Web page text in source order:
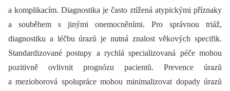
a komplikacím. Diagnostika je často ztížená atypickými příznaky
a souběhem s jinými onemocněními. Pro správnou triáž,
diagnostiku a léčbu úrazů je nutná znalost věkových specifik.
Standardizované postupy a rychlá specializovaná péče mohou
pozitivně ovlivnit prognózu pacientů. Prevence úrazů
a mezioborová spolupráce mohou minimalizovat dopady úrazů